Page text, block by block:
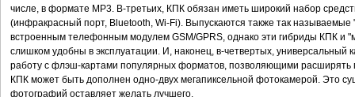
числе, в формате MP3. В-третьих, КПК обязан иметь широкий набор
(инфракрасный порт, Bluetooth, Wi-Fi). Выпускаются также так
встроенным телефонным модулем GSM/GPRS, однако эти гибриды КПК и
слишком удобны в эксплуатации. И, наконец, в-четвертых,
работу с флэш-картами популярных форматов, позволяющими расширять
КПК может быть дополнен одно-двух мегапиксельной фотокамерой. Это
фотографий оставляет желать лучшего.